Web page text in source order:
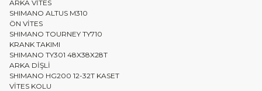
ARKA VİTES
SHIMANO ALTUS M310
ÖN VİTES
SHIMANO TOURNEY TY710
KRANK TAKIMI
SHIMANO TY301 48X38X28T
ARKA DİŞLİ
SHIMANO HG200 12-32T KASET
VİTES KOLU